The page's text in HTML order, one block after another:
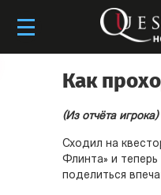
Как
(Из отчёта игрока)
Сходил на
Флинта» и теперь
поделиться